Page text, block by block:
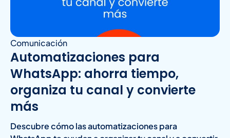
Comunicación
Automatizaciones para
WhatsApp: ahorra tiempo,
organiza tu canal y convierte
más
Descubre cómo las automatizaciones para